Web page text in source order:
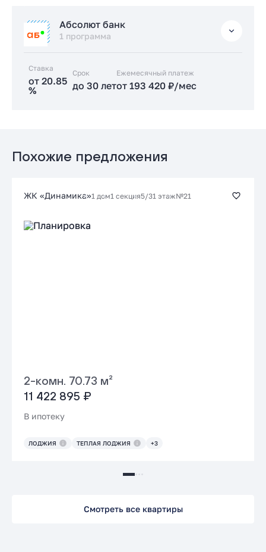
от 17.89 % до 30 лет
Заказать консультацию
Абсолют банк
1 программа
Ставка
от 20.85
%
Срок
до 30 лет
Ежемесячный платеж
от 193 420 ₽/мес
Похожие предложения
ЖК «Динамика»1 дом1 секция5/31 этаж№21
2-комн. 70.73 м²
11 422 895 ₽
В ипотеку
ЛОДЖИЯ ТЕПЛАЯ ЛОДЖИЯ +3
Смотреть все квартиры